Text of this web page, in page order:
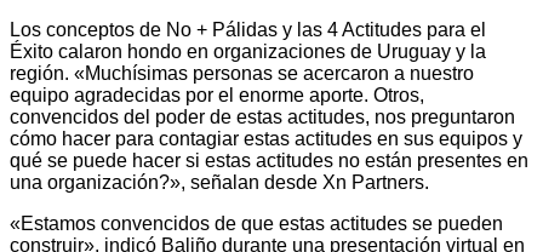
Los conceptos de No + Pálidas y las 4 Actitudes para el
Éxito calaron hondo en organizaciones de Uruguay y la
región. «Muchísimas personas se acercaron a nuestro
equipo agradecidas por el enorme aporte. Otros,
convencidos del poder de estas actitudes, nos preguntaron
cómo hacer para contagiar estas actitudes en sus equipos y
qué se puede hacer si estas actitudes no están presentes en
una organización?», señalan desde Xn Partners.
«Estamos convencidos de que estas actitudes se pueden
construir», indicó Baliño durante una presentación virtual en